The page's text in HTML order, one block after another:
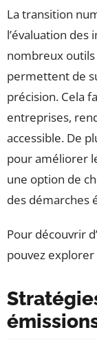
La transition
l’évaluation
nombreux
permettent de
précision. Cela
entreprises,
accessible. De
pour améliorer
une option de
des démarches
Pour découvrir
pouvez